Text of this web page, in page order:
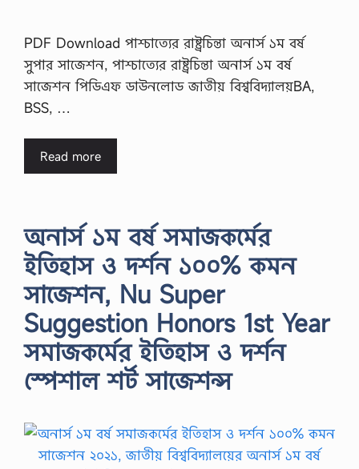
PDF Download পাশ্চাত্যের রাষ্ট্রচিন্তা অনার্স ১ম বর্ষ
সুপার সাজেশন, পাশ্চাত্যের রাষ্ট্রচিন্তা অনার্স ১ম বর্ষ
সাজেশন পিডিএফ ডাউনলোড জাতীয় বিশ্ববিদ্যালয়BA,
BSS, …
Read more
অনার্স ১ম বর্ষ সমাজকর্মের
ইতিহাস ও দর্শন ১০০% কমন
সাজেশন, Nu Super
Suggestion Honors 1st Year
সমাজকর্মের ইতিহাস ও দর্শন
স্পেশাল শর্ট সাজেশন্স